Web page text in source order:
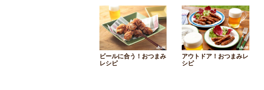
ビールに合う！おつまみ
レシピ
アウトドア！おつまみレ
シピ